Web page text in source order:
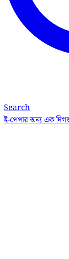
Search
ই-পেপারঅন্য এক